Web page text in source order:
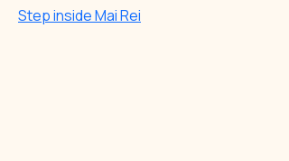
Step inside Mai Rei